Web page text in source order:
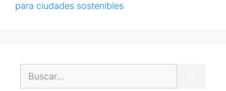
para ciudades sostenibles